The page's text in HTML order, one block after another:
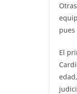
El